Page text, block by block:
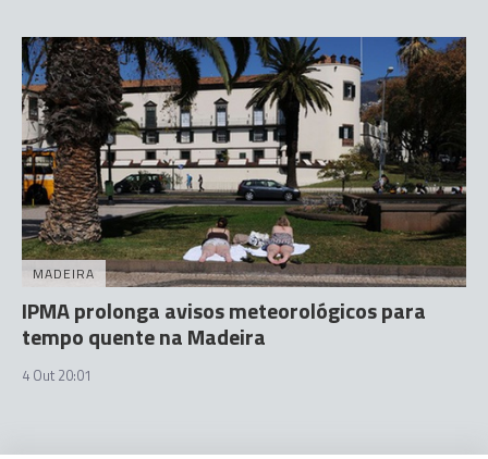
MADEIRA
IPMA prolonga avisos meteorológicos para
tempo quente na Madeira
4 Out 20:01